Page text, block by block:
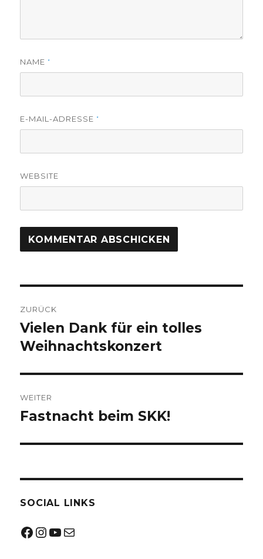
NAME *
E-MAIL-ADRESSE *
WEBSITE
ZURÜCK
Vorheriger
Beitrag:
Vielen Dank für ein tolles
Weihnachtskonzert
WEITER
Nächster
Fastnacht beim SKK!
SOCIAL LINKS
Facebook
Instagram
YouTube
Mail